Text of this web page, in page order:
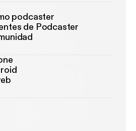
podcaster
de Podcaster